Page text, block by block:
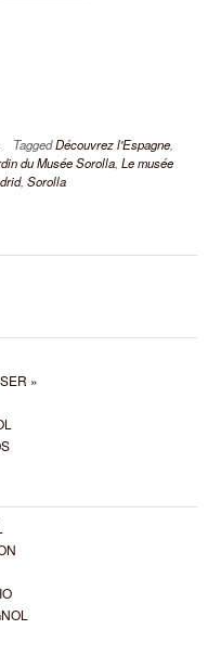
TaggedDécouvrez l'Espagne,
du Musée Sorolla, Le musée
, Sorolla
»